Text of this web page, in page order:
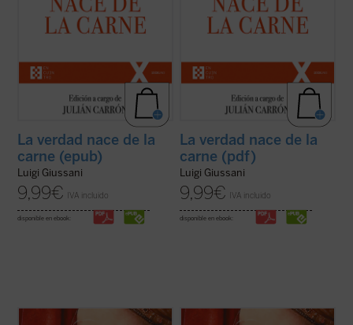
La verdad nace de la
carne (epub)
Luigi Giussani
9,99€ IVA incluido
disponible en ebook:
La verdad nace de la
carne (pdf)
Luigi Giussani
9,99€ IVA incluido
disponible en ebook:
A la vez brutal y religiosa, simbolista y
A la vez brutal y religiosa, simbolista y